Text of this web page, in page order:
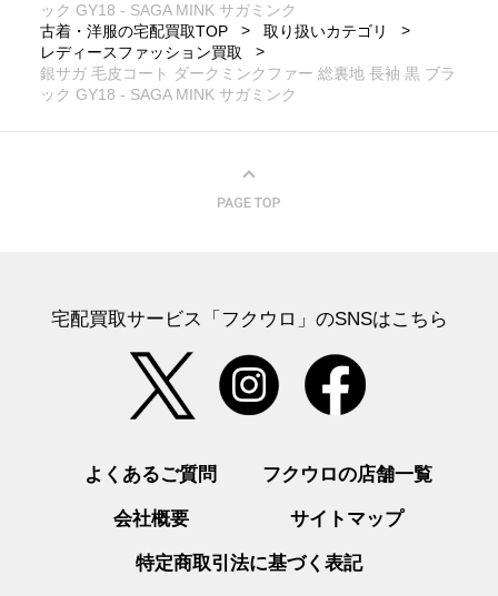
ック GY18 - SAGA MINK サガミンク
古着・洋服の宅配買取TOP
取り扱いカテゴリ
レディースファッション買取
銀サガ 毛皮コート ダークミンクファー 総裏地 長袖 黒 ブラ
ック GY18 - SAGA MINK サガミンク
宅配買取サービス「フクウロ」のSNSはこちら
よくあるご質問 フクウロの店舗一覧
会社概要 サイトマップ
特定商取引法に基づく表記